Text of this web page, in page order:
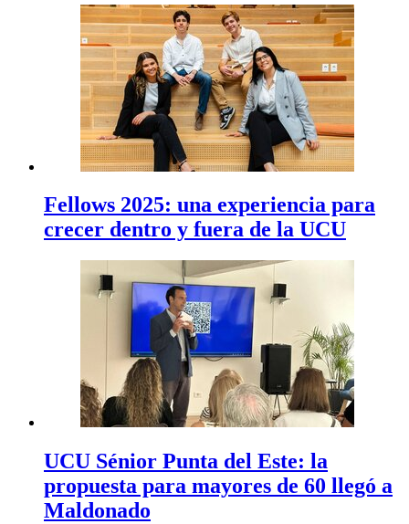
Fellows 2025: una experiencia para
crecer dentro y fuera de la UCU
UCU Sénior Punta del Este: la
propuesta para mayores de 60 llegó a
Maldonado